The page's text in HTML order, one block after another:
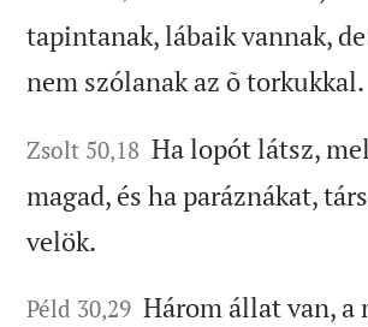
tapintanak, lábaik vannak,
nem szólanak az õ torkukkal.
Zsolt 50,18 Ha lopót látsz,
magad, és ha paráznákat,
velök.
Péld 30,29 Három állat van, a